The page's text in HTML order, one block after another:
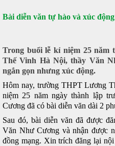
Bài diễn văn tự hào và xúc
Trong buổi lễ kỉ niệm 25
Thế Vinh Hà Nội, thầy Văn
ngắn gọn nhưng xúc động.
Hôm nay, trường THPT Lương
niệm 25 năm ngày thành lập
Cương đã có bài diễn văn dài 2
Sau đó, bài diễn văn đã được
Văn Như Cương và nhận được
đồng mạng. Xin trích đăng lại